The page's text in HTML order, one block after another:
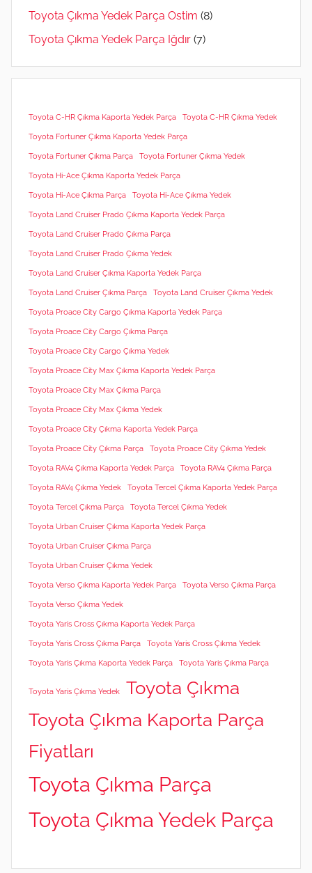
Toyota Çıkma Yedek Parça Ostim (8)
Toyota Çıkma Yedek Parça Iğdır (7)
Toyota C-HR Çıkma Kaporta Yedek Parça Toyota C-HR Çıkma Yedek
Toyota Fortuner Çıkma Kaporta Yedek Parça
Toyota Fortuner Çıkma Parça Toyota Fortuner Çıkma Yedek
Toyota Hi-Ace Çıkma Kaporta Yedek Parça
Toyota Hi-Ace Çıkma Parça Toyota Hi-Ace Çıkma Yedek
Toyota Land Cruiser Prado Çıkma Kaporta Yedek Parça
Toyota Land Cruiser Prado Çıkma Parça
Toyota Land Cruiser Prado Çıkma Yedek
Toyota Land Cruiser Çıkma Kaporta Yedek Parça
Toyota Land Cruiser Çıkma Parça Toyota Land Cruiser Çıkma Yedek
Toyota Proace City Cargo Çıkma Kaporta Yedek Parça
Toyota Proace City Cargo Çıkma Parça
Toyota Proace City Cargo Çıkma Yedek
Toyota Proace City Max Çıkma Kaporta Yedek Parça
Toyota Proace City Max Çıkma Parça
Toyota Proace City Max Çıkma Yedek
Toyota Proace City Çıkma Kaporta Yedek Parça
Toyota Proace City Çıkma Parça Toyota Proace City Çıkma Yedek
Toyota RAV4 Çıkma Kaporta Yedek Parça Toyota RAV4 Çıkma Parça
Toyota RAV4 Çıkma Yedek Toyota Tercel Çıkma Kaporta Yedek Parça
Toyota Tercel Çıkma Parça Toyota Tercel Çıkma Yedek
Toyota Urban Cruiser Çıkma Kaporta Yedek Parça
Toyota Urban Cruiser Çıkma Parça
Toyota Urban Cruiser Çıkma Yedek
Toyota Verso Çıkma Kaporta Yedek Parça Toyota Verso Çıkma Parça
Toyota Verso Çıkma Yedek
Toyota Yaris Cross Çıkma Kaporta Yedek Parça
Toyota Yaris Cross Çıkma Parça Toyota Yaris Cross Çıkma Yedek
Toyota Yaris Çıkma Kaporta Yedek Parça Toyota Yaris Çıkma Parça
Toyota Yaris Çıkma Yedek
Toyota Çıkma
Toyota Çıkma Kaporta Parça
Fiyatları
Toyota Çıkma Parça
Toyota Çıkma Yedek Parça